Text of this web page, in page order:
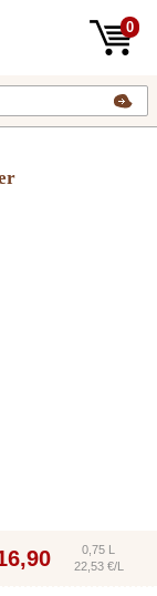
0
0,75 L
22,53 €/L